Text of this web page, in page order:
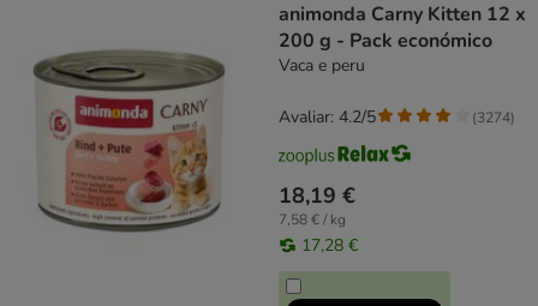
animonda Carny Kitten 12 x
200 g - Pack económico
Vaca e peru
18,19 €
7,58 € / kg
17,28 €
Avaliar: 4.2/5 (3274)